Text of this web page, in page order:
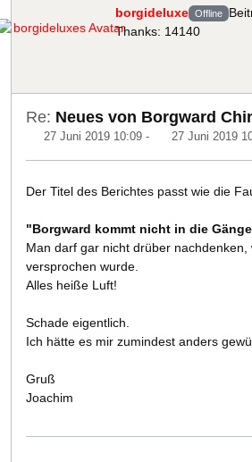
borgideluxe Offline
Thanks: 14140
Re: Neues von Borgward
27 Juni 2019 10:09 - 27 Juni 2019
Der Titel des Berichtes passt wie die
"Borgward kommt nicht in die
Man darf gar nicht drüber nachdenken,
versprochen wurde.
Alles heiße Luft!
Schade eigentlich.
Ich hätte es mir zumindest anders
Gruß
Joachim